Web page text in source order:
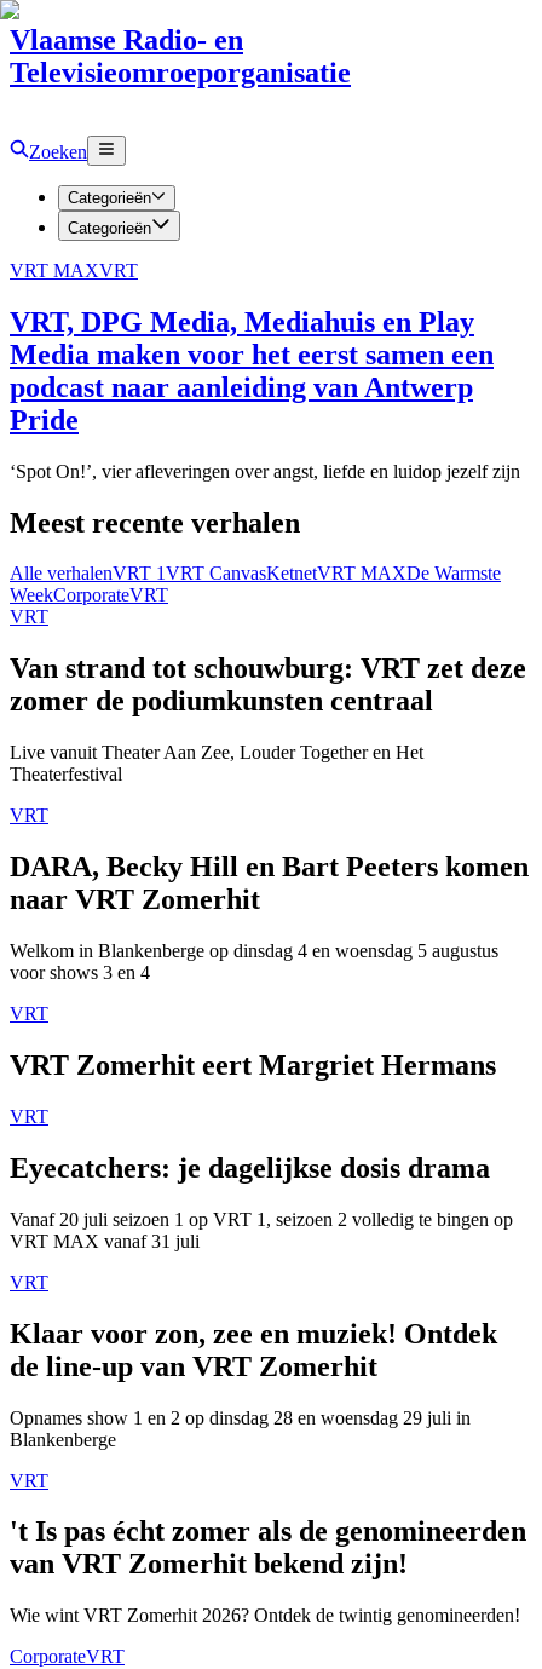
Vlaamse Radio- en
Televisieomroeporganisatie
Zoeken
Categorieën
Categorieën
VRT MAXVRT
VRT, DPG Media, Mediahuis en Play
Media maken voor het eerst samen een
podcast naar aanleiding van Antwerp
Pride
‘Spot On!’, vier afleveringen over angst, liefde en luidop jezelf zijn
Meest recente verhalen
Alle verhalenVRT 1VRT CanvasKetnetVRT MAXDe Warmste
WeekCorporateVRT
VRT
Van strand tot schouwburg: VRT zet deze
zomer de podiumkunsten centraal
Live vanuit Theater Aan Zee, Louder Together en Het
Theaterfestival
VRT
DARA, Becky Hill en Bart Peeters komen
naar VRT Zomerhit
Welkom in Blankenberge op dinsdag 4 en woensdag 5 augustus
voor shows 3 en 4
VRT
VRT Zomerhit eert Margriet Hermans
VRT
Eyecatchers: je dagelijkse dosis drama
Vanaf 20 juli seizoen 1 op VRT 1, seizoen 2 volledig te bingen op
VRT MAX vanaf 31 juli
VRT
Klaar voor zon, zee en muziek! Ontdek
de line-up van VRT Zomerhit
Opnames show 1 en 2 op dinsdag 28 en woensdag 29 juli in
Blankenberge
VRT
't Is pas écht zomer als de genomineerden
van VRT Zomerhit bekend zijn!
Wie wint VRT Zomerhit 2026? Ontdek de twintig genomineerden!
CorporateVRT